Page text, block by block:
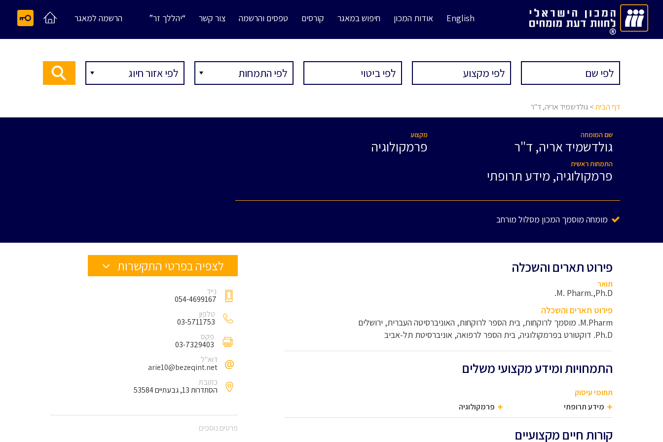
English אודות המכון חיפוש במאגר קורסים טפסים והרשמה צור קשר “יהללך זר” הרשמה למאגר
דף הבית> גולדשמיד אריה, ד"ר
שם המומחה
גולדשמיד אריה, ד"ר
התמחות ראשית
פרמקולוגיה, מידע תרופתי
מקצוע
פרמקולוגיה
מומחה מוסמך המכון מסלול מורחב
פירוט תארים והשכלה
תואר
M. Pharm.,Ph.D.
פירוט תארים והשכלה
M.Pharm. מוסמך לרוקחות, בית הספר לרוקחות, האוניברסיטה העברית, ירושלים
Ph.D. דוקטורט בפרמקולוגיה, בית הספר לרפואה, אוניברסיטת תל-אביב
התמחויות ומידע מקצועי משלים
תחומי עיסוק
מידע תרופתי
פרמקולוגיה
קורות חיים מקצועיים
לצפיה בפרטי התקשרות
נייד
054-4699167
טלפון
03-5711753
פקס
03-7329403
דוא"ל
arie10@bezeqint.net
כתובת
הסתדרות 13, גבעתיים 53584
פרטים נוספים